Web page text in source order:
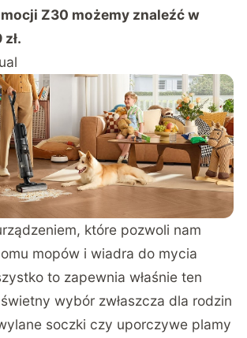
Z30 możemy znaleźć w
które pozwoli nam
mopów i wiadra do mycia
to zapewnia właśnie ten
wybór zwłaszcza dla rodzin
soczki czy uporczywe plamy